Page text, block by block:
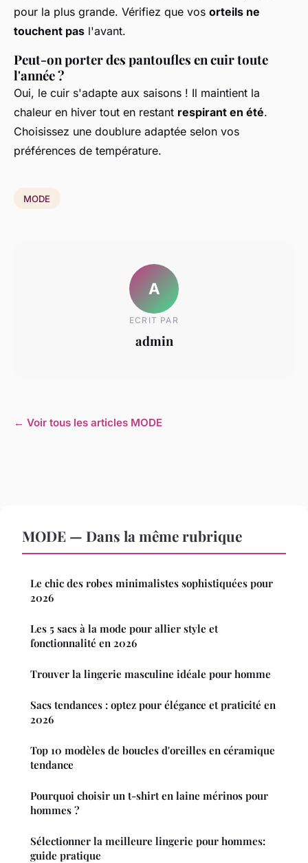
pour la plus grande. Vérifiez que vos orteils ne
touchent pas l'avant.
Peut-on porter des pantoufles en cuir toute
l'année ?
Oui, le cuir s'adapte aux saisons ! Il maintient la
chaleur en hiver tout en restant respirant en été.
Choisissez une doublure adaptée selon vos
préférences de température.
MODE
A
ECRIT PAR
admin
← Voir tous les articles MODE
MODE — Dans la même rubrique
Le chic des robes minimalistes sophistiquées pour
2026
Les 5 sacs à la mode pour allier style et
fonctionnalité en 2026
Trouver la lingerie masculine idéale pour homme
Sacs tendances : optez pour élégance et praticité en
2026
Top 10 modèles de boucles d'oreilles en céramique
tendance
Pourquoi choisir un t-shirt en laine mérinos pour
hommes ?
Sélectionner la meilleure lingerie pour hommes:
guide pratique